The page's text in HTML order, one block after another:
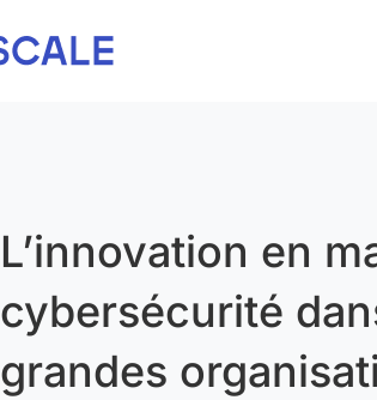
L’innovation en
cybersécurité
grandes